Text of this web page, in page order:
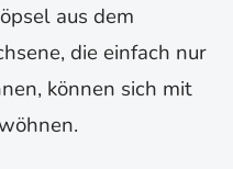
aus dem
die einfach nur
können sich mit